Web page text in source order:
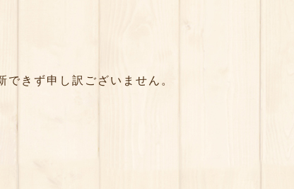
できず申し訳ございません。